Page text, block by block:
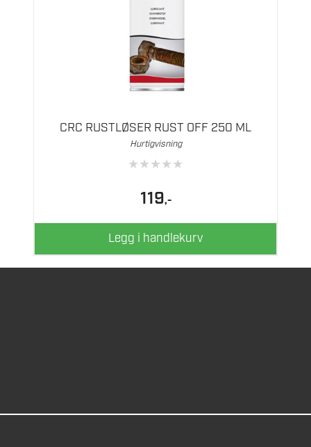
CRC RUSTLØSER RUST OFF 250 ML
Hurtigvisning
★★★★★
119,-
Legg i handlekurv